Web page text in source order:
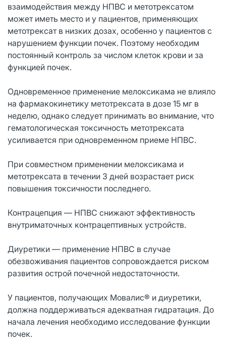
взаимодействия между НПВС и метотрексатом
может иметь место и у пациентов, применяющих
метотрексат в низких дозах, особенно у пациентов с
нарушением функции почек. Поэтому необходим
постоянный контроль за числом клеток крови и за
функцией почек.
Одновременное применение мелоксикама не влияло
на фармакокинетику метотрексата в дозе 15 мг в
неделю, однако следует принимать во внимание, что
гематологическая токсичность метотрексата
усиливается при одновременном приеме НПВС.
При совместном применении мелоксикама и
метотрексата в течении 3 дней возрастает риск
повышения токсичности последнего.
Контрацепция — НПВС снижают эффективность
внутриматочных контрацептивных устройств.
Диуретики — применение НПВС в случае
обезвоживания пациентов сопровождается риском
развития острой почечной недостаточности.
У пациентов, получающих Мовалис® и диуретики,
должна поддерживаться адекватная гидратация. До
начала лечения необходимо исследование функции
почек.